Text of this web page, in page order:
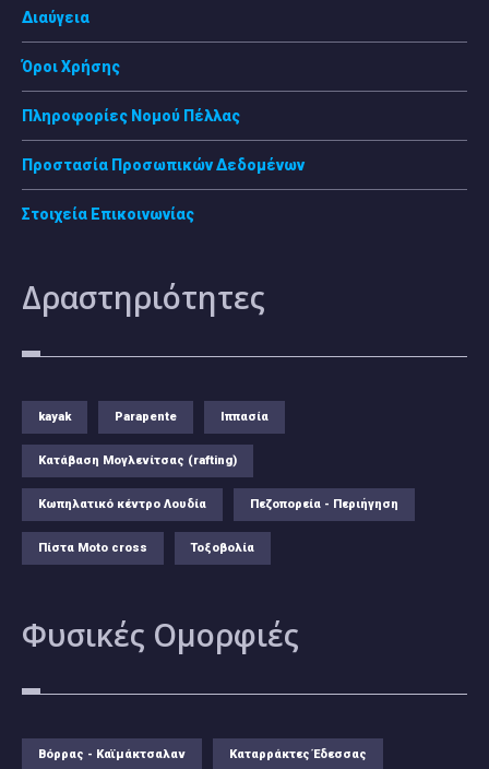
Διαύγεια
Όροι Χρήσης
Πληροφορίες Νομού Πέλλας
Προστασία Προσωπικών Δεδομένων
Στοιχεία Επικοινωνίας
Δραστηριότητες
kayak Parapente Ιππασία
Κατάβαση Μογλενίτσας (rafting)
Κωπηλατικό κέντρο Λουδία Πεζοπορεία - Περιήγηση
Πίστα Moto cross Τοξοβολία
Φυσικές Ομορφιές
Βόρρας - Καϊμάκτσαλαν Καταρράκτες Έδεσσας